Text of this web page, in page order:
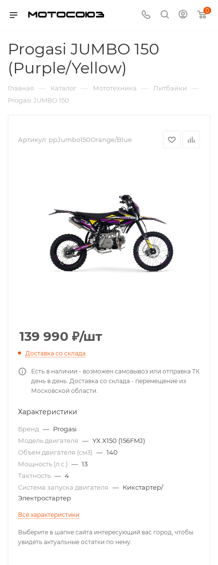
0
Progasi JUMBO 150
(Purple/Yellow)
Главная — Каталог — Мототехника — Питбайки —
Progasi JUMBO 150
Артикул: ppJumbo150Orange/Blue
139 990 ₽/шт
Доставка со склада
Есть в наличии - возможен самовывоз или отправка ТК
день в день. Доставка со склада - перемещение из
Московской области.
Характеристики
Бренд — Progasi
Модель двигателя — YX X150 (156FMJ)
Объем двигателя (см3) — 140
Мощность (л.с.) — 13
Тактность — 4
Система запуска двигателя — Кикстартер/
Электростартер
Все характеристики
Выберите в шапке сайта интересующий вас город, чтобы
увидеть актуальные остатки по нему.